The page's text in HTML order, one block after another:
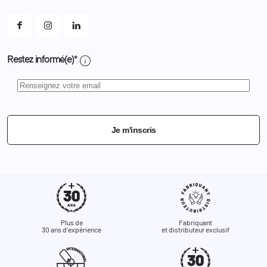
Restez informé(e)* info
Je m'inscris
Plus de
30 ans d'expérience
Fabriquant
et distributeur exclusif